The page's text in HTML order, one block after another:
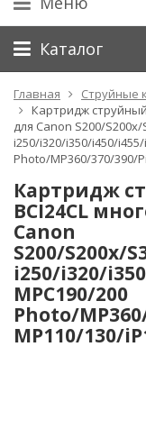
Каталог
Главная
Струйные
Картридж струйный
для Canon S200/
i250/i320/i350/i450/
Photo/MP360/370/390/
Картридж
BCI24CL
Canon
S200/S200x/
i250/i320/
MPC190/200
Photo/
MP110/130/